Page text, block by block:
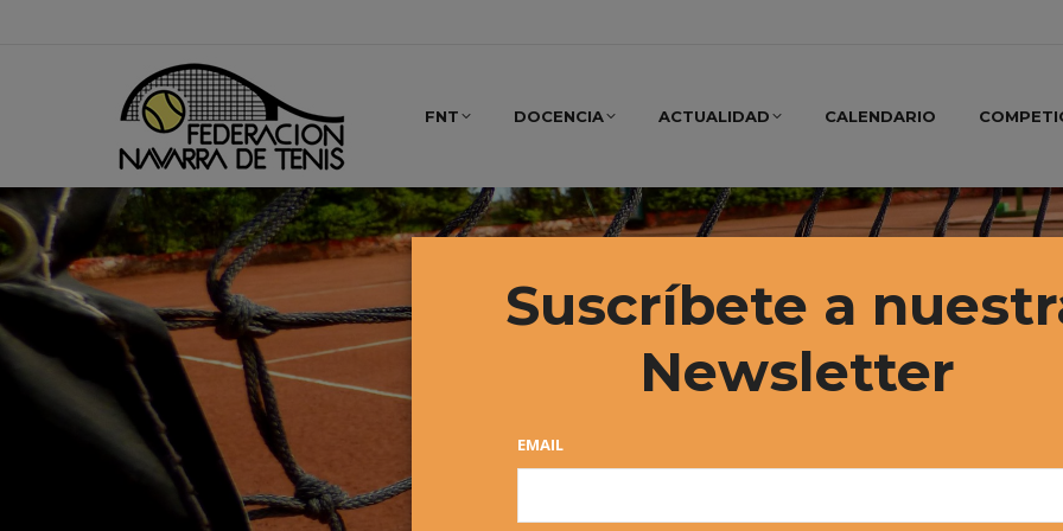
FNT DOCENCIA ACTUALIDAD CALENDARIO
Suscríbete a
Newsletter
EMAIL